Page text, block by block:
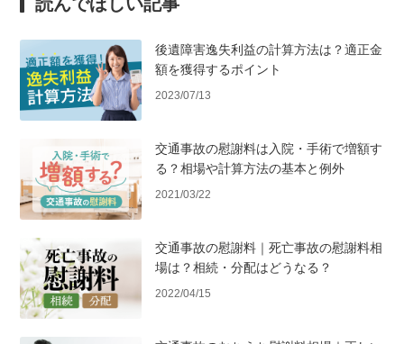
後遺障害逸失利益の計算方法は？適正金
額を獲得するポイント
2023/07/13
交通事故の慰謝料は入院・手術で増額す
る？相場や計算方法の基本と例外
2021/03/22
交通事故の慰謝料｜死亡事故の慰謝料相
場は？相続・分配はどうなる？
2022/04/15